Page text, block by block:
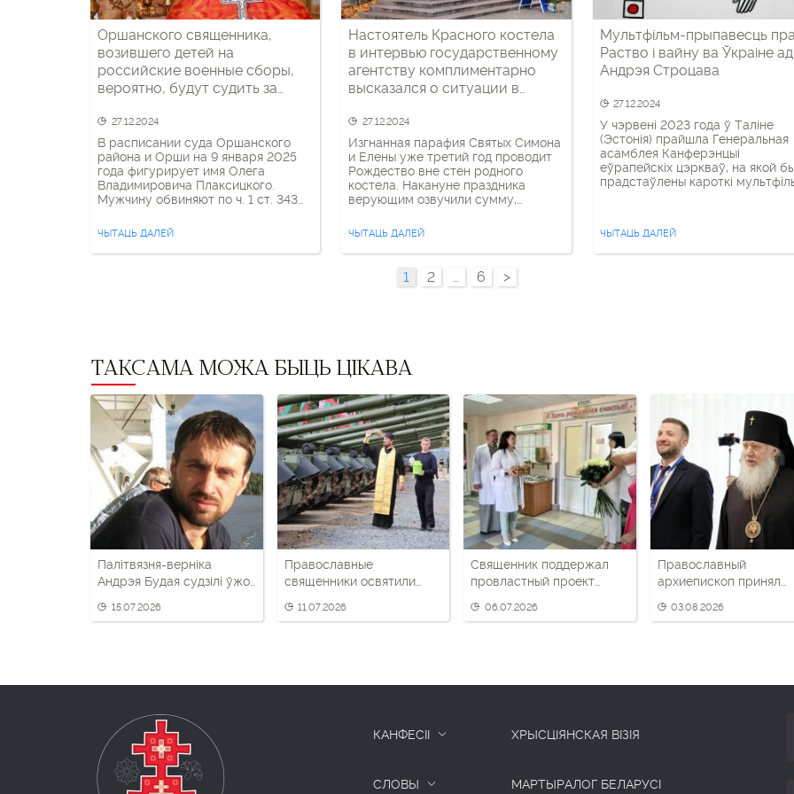
Оршанского священника,
возившего детей на
российские военные сборы,
вероятно, будут судить за
27.12.2024
В расписании суда Оршанского
района и Орши на 9 января 2025
года фигурирует имя Олега
Владимировича Плаксицкого.
Мужчину обвиняют по ч. 1 ст. 343
распространение
порнографических материалов или
предметов порнографического
ЧЫТАЦЬ ДАЛЕЙ
Настоятель Красного костела
в интервью государственному
агентству комплиментарно
высказался о ситуации в
27.12.2024
Изгнанная парафия Святых Симона
и Елены уже третий год проводит
Рождество вне стен родного
костела. Накануне праздника
верующим озвучили сумму,
использование святыни — 148
тысяч рублей. Новый настоятель
парафии ксендз Франц Рудь в
комментарии для информагентсва
БелТА отметил хорошие
ЧЫТАЦЬ ДАЛЕЙ
Мультфільм-прыпавесць пра
Раство і вайну ва Ўкраіне ад
Андрэя Строцава
27.12.2024
У чэрвені 2023 года ў Таліне
(Эстонія) прайшла Генеральная
асамблея Канферэнцыі
еўрапейскіх цэркваў, на якой
прадстаўлены кароткі
Самуэль Пфэфар. Мультфільм
падрыхтаваны як разважанне
ЧЫТАЦЬ ДАЛЕЙ
1 2 … 6 >
ТАКСАМА МОЖА БЫЦЬ ЦІКАВА
Палітвязня-верніка
Андрэя Будая судзілі ўжо
15.07.2026
Православные
священники освятили
беларусской армии
11.07.2026
Священник поддержал
провластный проект
06.07.2026
Православный
архиепископ принял
Союзного государства
03.08.2026
КАНФЕСІІ
СЛОВЫ
ХРЫСЦІЯНСКАЯ ВІЗІЯ
МАРТЫРАЛОГ БЕЛАРУСІ